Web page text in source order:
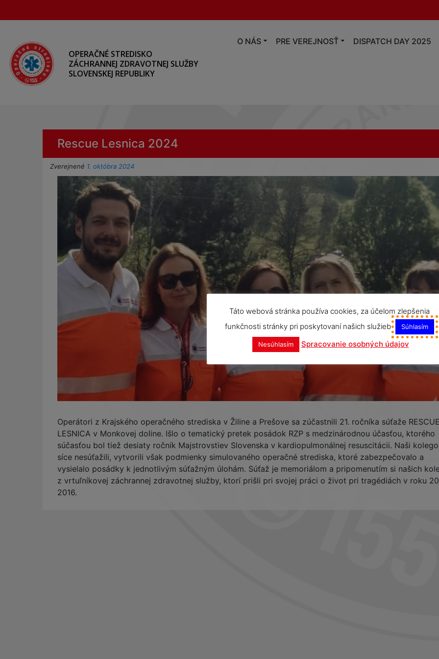
OPERAČNÉ STREDISKO
ZÁCHRANNEJ ZDRAVOTNEJ SLUŽBY
SLOVENSKEJ REPUBLIKY
O NÁS PRE VEREJNOSŤ DISPATCH DAY 2025
Rescue Lesnica 2024
Zverejnené 1. októbra 2024
Operátori z Krajského operačného strediska v Žiline a Prešove sa zúčastnili 21. ročníka súťaže
LESNICA v Monkovej doline. Išlo o tematický pretek posádok RZP s medzinárodnou účasťou, ktorého
súčasťou bol tiež desiaty ročník Majstrovstiev Slovenska v kardiopulmonálnej resuscitácii. Naši
síce nesúťažili, vytvorili však podmienky simulovaného operačné strediska, ktoré zabezpečovalo a
vysielalo posádky k jednotlivým súťažným úlohám. Súťaž je memoriálom a pripomenutím si našich
z vrtuľníkovej záchrannej zdravotnej služby, ktorí prišli pri svojej práci o život pri tragédiách v roku
2016.
Táto webová stránka používa cookies, za účelom zlepšenia
funkčnosti stránky pri poskytovaní našich služieb
Súhlasím
Nesúhlasím Spracovanie osobných údajov